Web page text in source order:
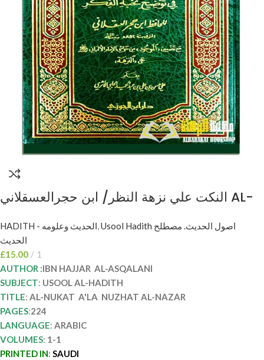
النكت علي نزهة النظر/ ابن حجرالعسقلاني AL-
HADITH - الحديث وعلومه,Usool Hadith اصول الحديث. مصطلح
الحديث
£15.00
1
AUTHOR :IBN HAJJAR AL-ASQALANI
SUBJECT: USOOL AL-HADITH
TITLE: AL-NUKAT A'LA NUZHAT AL-NAZAR
PAGES:224
LANGUAGE: ARABIC
VOLUMES: 1-1
PRINTED IN: SAUDI